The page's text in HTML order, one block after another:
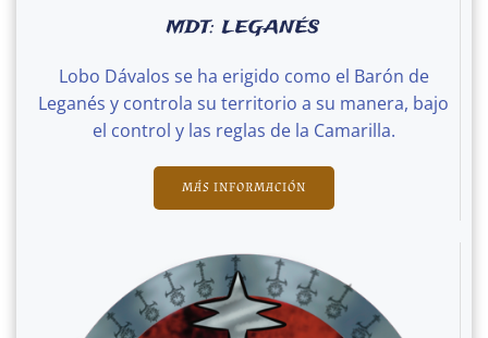
MDT: LEGANÉS
Lobo Dávalos se ha erigido como el Barón de
Leganés y controla su territorio a su manera, bajo
el control y las reglas de la Camarilla.
MÁS INFORMACIÓN